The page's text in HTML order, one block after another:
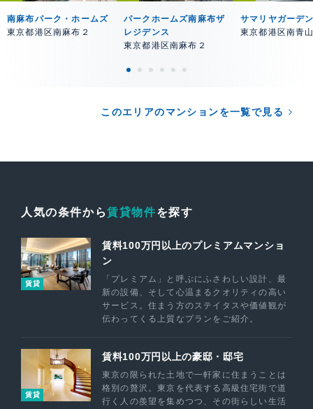
南麻布パーク・ホームズ
東京都港区南麻布２
パークホームズ南麻布ザ
レジデンス
東京都港区南麻布２
サマリヤガーデ
東京都港区南青
このエリアのマンションを一覧で見る
人気の条件から賃貸物件を探す
賃貸
賃料100万円以上のプレミアムマンショ
ン
「プレミアム」と呼ぶにふさわしい設計、最
新の設備、そして心温まるクオリティの高い
サービス。住まう方のステイタスや価値観が
伝わってくる上質なプランをご紹介。
賃貸
賃料100万円以上の豪邸・邸宅
東京の限られた土地で一軒家に住まうことは
格別の贅沢。東京を代表する高級住宅街で道
行く人の羨望を集めつつ、その街らしい生活